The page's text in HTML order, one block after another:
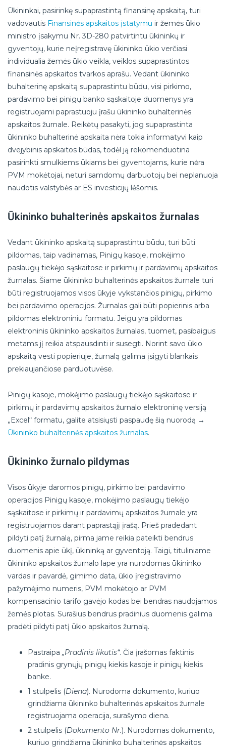
Ūkininkai, pasirinkę supaprastintą finansinę apskaitą, turi
vadovautis Finansinės apskaitos įstatymu ir žemės ūkio
ministro įsakymu Nr. 3D-280 patvirtintu ūkininkų ir
gyventojų, kurie neįregistravę ūkininko ūkio verčiasi
individualia žemės ūkio veikla, veiklos supaprastintos
finansinės apskaitos tvarkos aprašu. Vedant ūkininko
buhalterinę apskaitą supaprastintu būdu, visi pirkimo,
pardavimo bei pinigų banko sąskaitoje duomenys yra
registruojami paprastuoju įrašu ūkininko buhalterinės
apskaitos žurnale. Reikėtų pasakyti, jog supaprastinta
ūkininko buhalterinė apskaita nėra tokia informatyvi kaip
dvejybinis apskaitos būdas, todėl ją rekomenduotina
pasirinkti smulkiems ūkiams bei gyventojams, kurie nėra
PVM mokėtojai, neturi samdomų darbuotojų bei neplanuoja
naudotis valstybės ar ES investicijų lėšomis.
Ūkininko buhalterinės apskaitos žurnalas
Vedant ūkininko apskaitą supaprastintu būdu, turi būti
pildomas, taip vadinamas, Pinigų kasoje, mokėjimo
paslaugų tiekėjo sąskaitose ir pirkimų ir pardavimų apskaitos
žurnalas. Šiame ūkininko buhalterinės apskaitos žurnale turi
būti registruojamos visos ūkyje vykstančios pinigų, pirkimo
bei pardavimo operacijos. Žurnalas gali būti popierinis arba
pildomas elektroniniu formatu. Jeigu yra pildomas
elektroninis ūkininko apskaitos žurnalas, tuomet, pasibaigus
metams jį reikia atspausdinti ir susegti. Norint savo ūkio
apskaitą vesti popieriuje, žurnalą galima įsigyti blankais
prekiaujančiose parduotuvėse.
Pinigų kasoje, mokėjimo paslaugų tiekėjo sąskaitose ir
pirkimų ir pardavimų apskaitos žurnalo elektroninę versiją
„Excel“ formatu, galite atsisiųsti paspaudę šią nuorodą →
Ūkininko buhalterinės apskaitos žurnalas.
Ūkininko žurnalo pildymas
Visos ūkyje daromos pinigų, pirkimo bei pardavimo
operacijos Pinigų kasoje, mokėjimo paslaugų tiekėjo
sąskaitose ir pirkimų ir pardavimų apskaitos žurnale yra
registruojamos darant paprastąjį įrašą. Prieš pradedant
pildyti patį žurnalą, pirma jame reikia pateikti bendrus
duomenis apie ūkį, ūkininką ar gyventoją. Taigi, tituliniame
ūkininko apskaitos žurnalo lape yra nurodomas ūkininko
vardas ir pavardė, gimimo data, ūkio įregistravimo
pažymėjimo numeris, PVM mokėtojo ar PVM
kompensacinio tarifo gavėjo kodas bei bendras naudojamos
žemės plotas. Surašius bendrus pradinius duomenis galima
pradėti pildyti patį ūkio apskaitos žurnalą.
Pastraipa „Pradinis likutis“. Čia įrašomas faktinis
pradinis grynųjų pinigų kiekis kasoje ir pinigų kiekis
banke.
1 stulpelis (Diena). Nurodoma dokumento, kuriuo
grindžiama ūkininko buhalterinės apskaitos žurnale
registruojama operacija, surašymo diena.
2 stulpelis (Dokumento Nr.). Nurodomas dokumento,
kuriuo grindžiama ūkininko buhalterinės apskaitos